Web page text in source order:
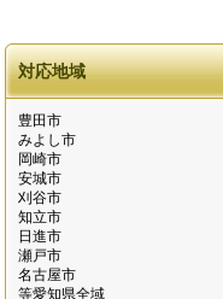
対応地域
豊田市
みよし市
岡崎市
安城市
刈谷市
知立市
日進市
瀬戸市
名古屋市
等愛知県全域